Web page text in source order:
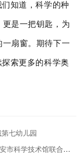
知道，科学的种
是一把钥匙，为
扇窗。期待下一
索更多的科学奥
七幼儿园
下一篇：解码唐诗里的地球环境密码——西安市科学技术馆联合承办中国科学院地球环境研究所公众科学日活动